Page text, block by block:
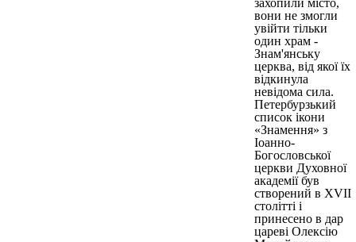
захопили місто,
вони не змогли
увійти тільки
один храм -
Знам'янську
церква, від якої їх
відкинула
невідома сила.
Петербурзький
список ікони
«Знамення» з
Іоанно-
Богословської
церкви Духовної
академії був
створений в XVII
столітті і
принесено в дар
цареві Олексію